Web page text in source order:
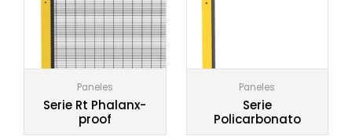
Paneles
Serie Rt Phalanx-
proof
Paneles
Serie
Policarbonato